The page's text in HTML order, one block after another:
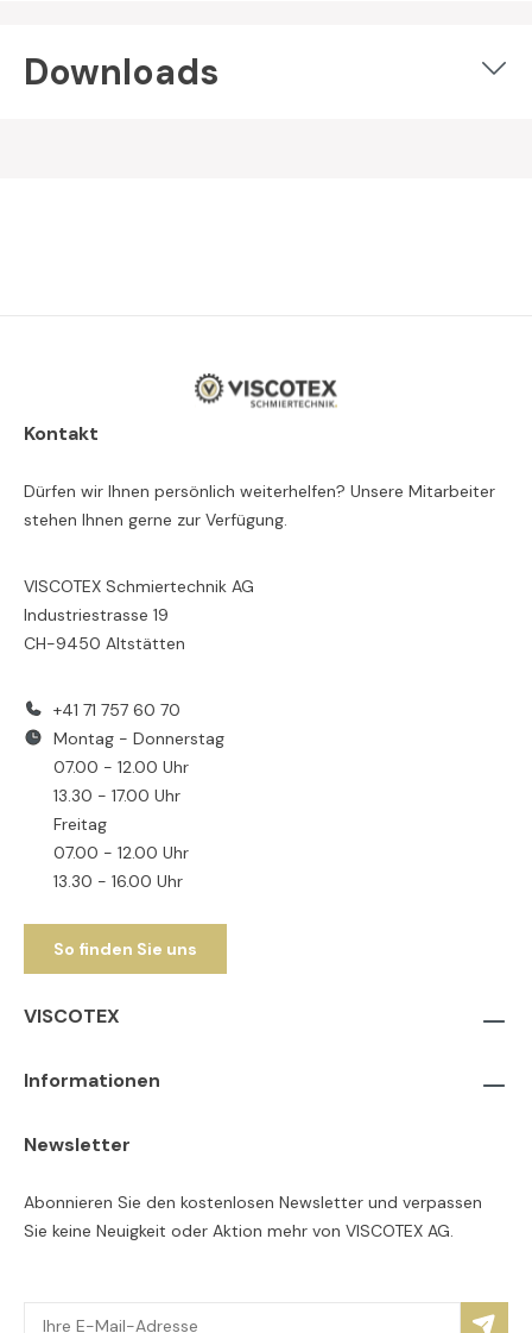
Downloads
Kontakt
Dürfen wir Ihnen persönlich weiterhelfen? Unsere Mitarbeiter
stehen Ihnen gerne zur Verfügung.
VISCOTEX Schmiertechnik AG
Industriestrasse 19
CH-9450 Altstätten
+41 71 757 60 70
Montag - Donnerstag
07.00 - 12.00 Uhr
13.30 - 17.00 Uhr
Freitag
07.00 - 12.00 Uhr
13.30 - 16.00 Uhr
So finden Sie uns
VISCOTEX
Informationen
Newsletter
Abonnieren Sie den kostenlosen Newsletter und verpassen
Sie keine Neuigkeit oder Aktion mehr von VISCOTEX AG.